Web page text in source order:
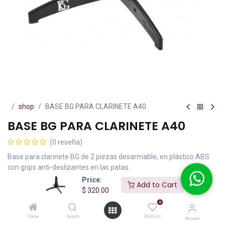
Price:
$ 320.00
Add to Cart
Home Search
0
Wishlist Account
shop BASE BG PARA CLARINETE A40
BASE BG PARA CLARINETE A40
(0 reseña)
Base para clarinete BG de 2 piezas desarmable, en plástico ABS
con grips anti-deslizantes en las patas.
320.00 IVA incluido